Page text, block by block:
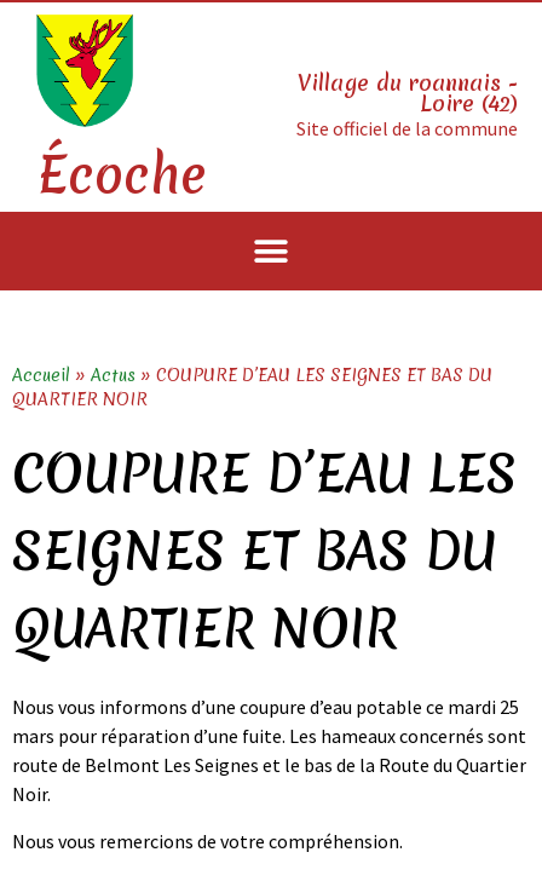
Écoche
Village du roannais -
Loire (42)
Site officiel de la commune
Accueil » Actus » COUPURE D’EAU LES SEIGNES ET BAS DU
QUARTIER NOIR
COUPURE D’EAU LES
SEIGNES ET BAS DU
QUARTIER NOIR
Nous vous informons d’une coupure d’eau potable ce mardi 25
mars pour réparation d’une fuite. Les hameaux concernés sont
route de Belmont Les Seignes et le bas de la Route du Quartier
Noir.
Nous vous remercions de votre compréhension.